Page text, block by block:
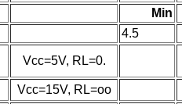
Min
4.5
Vcc=5V, RL=0.
Vcc=15V, RL=oo